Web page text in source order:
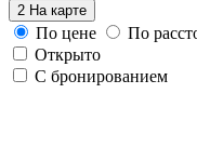
2 На карте
По цене
По
Открыто
С бронированием